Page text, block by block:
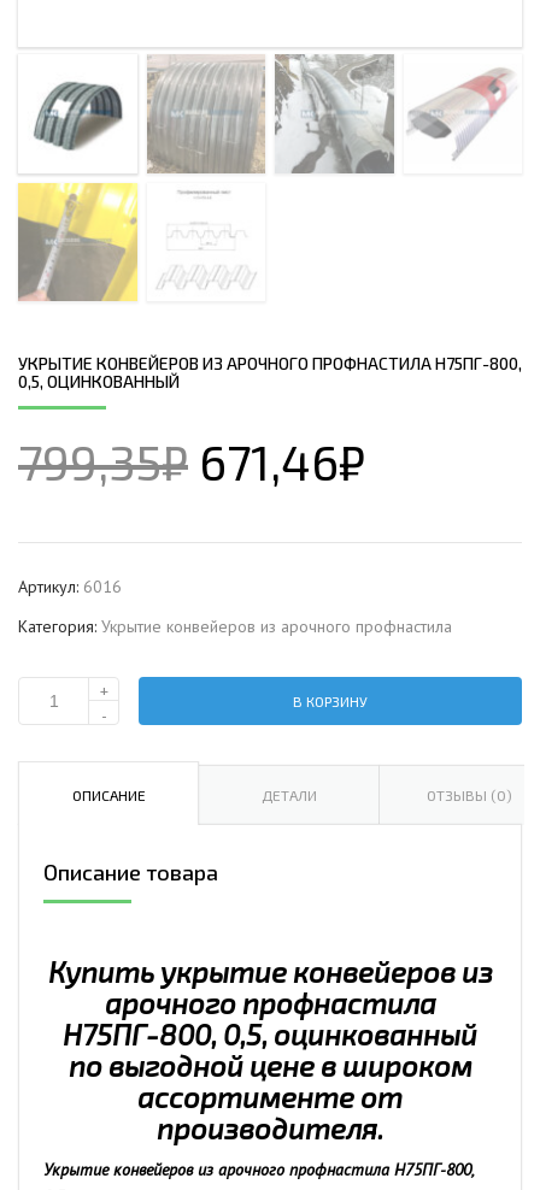
УКРЫТИЕ КОНВЕЙЕРОВ ИЗ АРОЧНОГО ПРОФНАСТИЛА Н75ПГ-800,
0,5, ОЦИНКОВАННЫЙ
799,35₽ 671,46₽
Артикул: 6016
Категория: Укрытие конвейеров из арочного профнастила
Количество
конвейеров
Н75ПГ-800,
+
-
В КОРЗИНУ
ОПИСАНИЕ ДЕТАЛИ ОТЗЫВЫ (0)
Описание товара
Купить укрытие конвейеров из
арочного профнастила
Н75ПГ-800, 0,5, оцинкованный
по выгодной цене в широком
ассортименте от
производителя.
Укрытие конвейеров из арочного профнастила Н75ПГ-800,